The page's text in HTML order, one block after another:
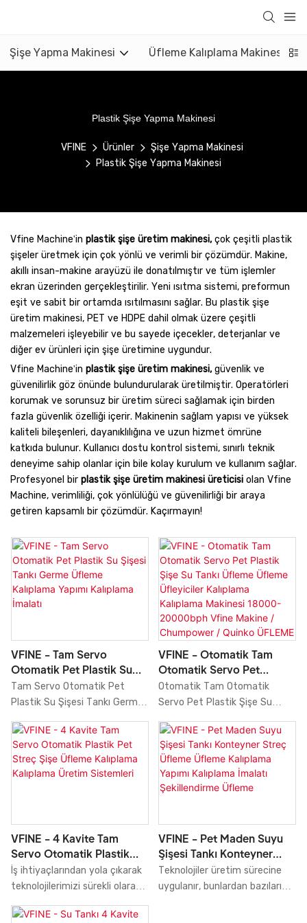
Şişe Yapma Makinesi Üfleme Kalıplama Makinesi
Plastik Şişe Yapma Makinesi
VFINE Ürünler
Şişe Yapma Makinesi
Plastik Şişe Yapma Makinesi
Vfine Machine'in plastik şişe üretim makinesi, çok çeşitli plastik
şişeler üretmek için çok yönlü ve verimli bir çözümdür. Makine,
akıllı insan-makine arayüzü ile donatılmıştır ve tüm işlemler
ekran üzerinden gerçekleştirilir. Yeni ısıtma sistemi, preformun
eşit ve sabit bir ortamda ısıtılmasını sağlar. Bu plastik şişe
üretim makinesi, PET ve HDPE dahil olmak üzere çeşitli
malzemeleri işleyebilir ve bu sayede içecekler, deterjanlar ve
diğer ev ürünleri için şişe üretimine uygundur.
Vfine Machine'in plastik şişe üretim makinesi, güvenlik ve
güvenilirlik göz önünde bulundurularak üretilmiştir. Operatörleri
korumak ve sorunsuz bir üretim süreci sağlamak için birden
fazla güvenlik özelliği içerir. Makinenin sağlam yapısı ve yüksek
kaliteli bileşenleri, dayanıklılığına ve uzun hizmet ömrüne
katkıda bulunur. Kullanıcı dostu kontrol sistemi, sınırlı teknik
deneyime sahip olanlar için bile kolay kurulum ve kullanım sağlar.
Profesyonel bir plastik şişe üretim makinesi üreticisi olan Vfine
Machine, verimliliği, çok yönlülüğü ve güvenilirliği bir araya
getiren kapsamlı bir çözümdür. Kaçırmayın!
VFINE - Tam Servo
Otomatik Pet Plastik Su
Şişesi Tankı Germe Üfleme
Kalıplama Yapımı
Tam Servo Otomatik Pet
Plastik Su Şişesi Tankı Germe
Kalıplama Üretimi Tarım
Makinesi Tesis Sistemleri
Fiyatı üretmek için birden
fazla dünya lideri teknoloji
Üfleme Kalıplama Makinesi
alanında yaygın olarak
bulunabilir.
VFINE - Otomatik Tam
Otomatik Servo Pet
Plastik Şişe Su Tankı
Üfleme Üfleme Üfleyiciler
Makinesi 18000-
20000bph Vfine Makine /
Chumpower / Quinko
ÜFLEME KALIPLAMA
MAKİNESİ
Otomatik Tam Otomatik
Servo Pet Plastik Şişe Su
Üfleyicilerimiz, Kalıplama
Makinesi, Kalıplama Makinesi
18000-20000 bph Vfine
Makine / Chumpower / Quinko,
birçok testten geçmiş ve ilgili
sertifikalarını almıştır. Makul
tasarımlı yapısı ve
görünümüyle büyük ilgi
görmekte ve sektörde
trendlere öncülük etmektedir.
VFINE - 4 Kavite Tam
Servo Otomatik Plastik
Pet Streç Şişe Üfleme
Kalıplama Kalıplama
İş ihtiyaçlarından yola çıkarak
teknolojilerimizi sürekli olarak
geliştiriyoruz. Bu teknolojiler,
VFINE - Pet Maden Suyu
Şişesi Tankı Konteyner
Streç Üfleme Üfleme
Kalıplama Yapımı
Teknolojiler üretim sürecine
uygulanır, bunlardan bazıları